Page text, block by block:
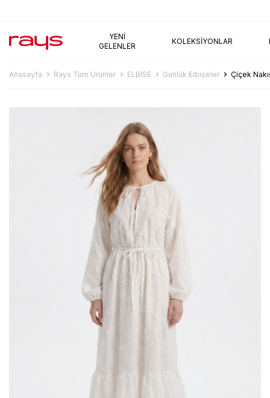
YENI
GELENLER
KOLEKSIYONLAR
Anasayfa Rays Tüm Ürünler ELBİSE Günlük Elbiseler Çiçek